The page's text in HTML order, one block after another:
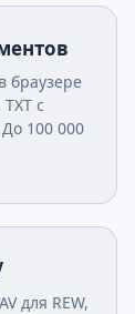
браузере
с
100 000
для REW,